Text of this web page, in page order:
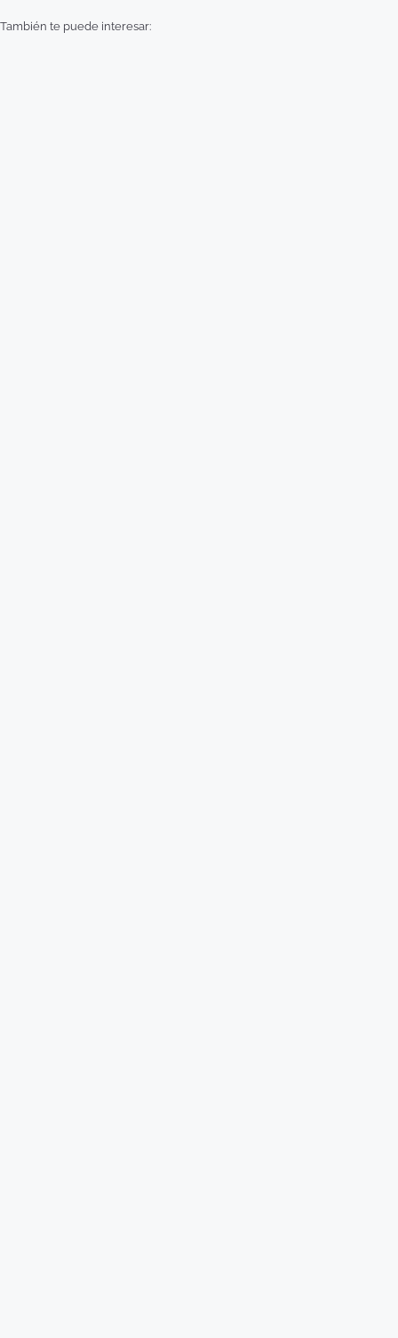
También te puede interesar: